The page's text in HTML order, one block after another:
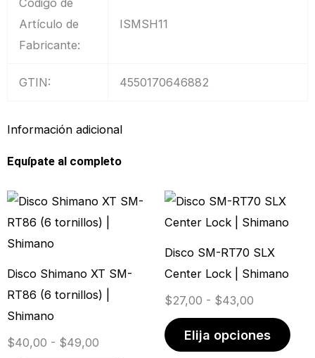
Código de
Artículo de
Fabricante:
ISMSH11
GTIN: 4550170646882
Información adicional
Equípate al completo
Disco Shimano XT SM-
RT86 (6 tornillos) |
Shimano
$40,00 - $49,00
Rango
de
$40,00
hasta
Este
producto
opciones
Disco SM-RT70 SLX
Center Lock | Shimano
$27,00 - $43,00
Rango
de
$43,00
Elija opciones